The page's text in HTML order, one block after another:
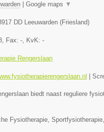
Google maps ▼
DD Leeuwarden (Friesland)
, Fax: -, KvK: -
Rengerslaan
biedt naast reguliere
Fysiotherapie,